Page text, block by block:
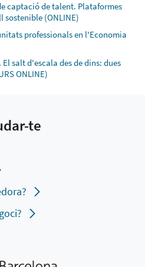
captació de talent. Plataformes
(ONLINE)
professionals en l'Economia
El salt d'escala des de dins: dues
ONLINE)
te